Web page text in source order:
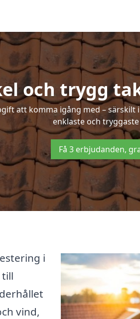
och trygg
att komma igång med –
enklaste och
Få 3 erbjudanden,
i
vind,